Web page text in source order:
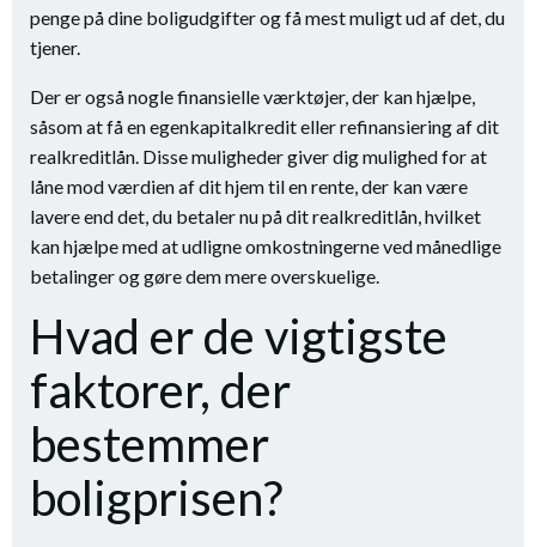
penge på dine boligudgifter og få mest muligt ud af det, du
tjener.
Der er også nogle finansielle værktøjer, der kan hjælpe,
såsom at få en egenkapitalkredit eller refinansiering af dit
realkreditlån. Disse muligheder giver dig mulighed for at
låne mod værdien af dit hjem til en rente, der kan være
lavere end det, du betaler nu på dit realkreditlån, hvilket
kan hjælpe med at udligne omkostningerne ved månedlige
betalinger og gøre dem mere overskuelige.
Hvad er de vigtigste
faktorer, der
bestemmer
boligprisen?